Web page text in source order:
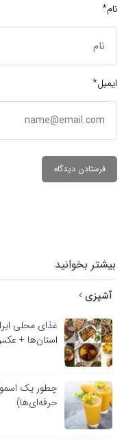
نام*
ایمیل*
بیشتر بخوانید
آشپزی
غذای محلی
استان‌ها +
چطور یک
حرفه‌ای‌ها)